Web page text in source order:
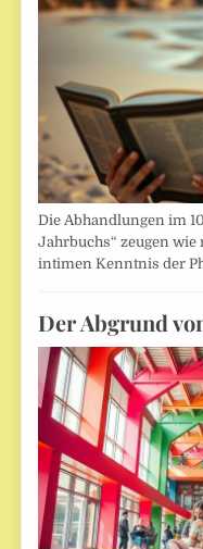
Die Abhandlungen im
Jahrbuchs“ zeugen
intimen Kenntnis der
Der Abgrund